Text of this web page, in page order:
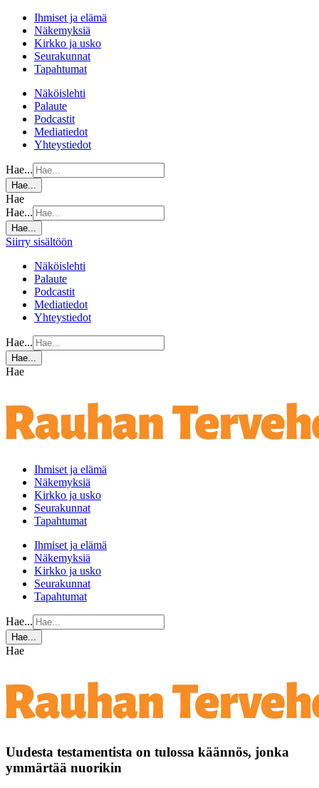
Ihmiset ja elämä
Näkemyksiä
Kirkko ja usko
Seurakunnat
Tapahtumat
Näköislehti
Palaute
Podcastit
Mediatiedot
Yhteystiedot
Hae...
Hae...
Hae
Hae...
Hae...
Siirry sisältöön
Näköislehti
Palaute
Podcastit
Mediatiedot
Yhteystiedot
Hae...
Hae...
Hae
Ihmiset ja elämä
Näkemyksiä
Kirkko ja usko
Seurakunnat
Tapahtumat
Ihmiset ja elämä
Näkemyksiä
Kirkko ja usko
Seurakunnat
Tapahtumat
Hae...
Hae...
Hae
Uudesta testamentista on tulossa käännös, jonka
ymmärtää nuorikin